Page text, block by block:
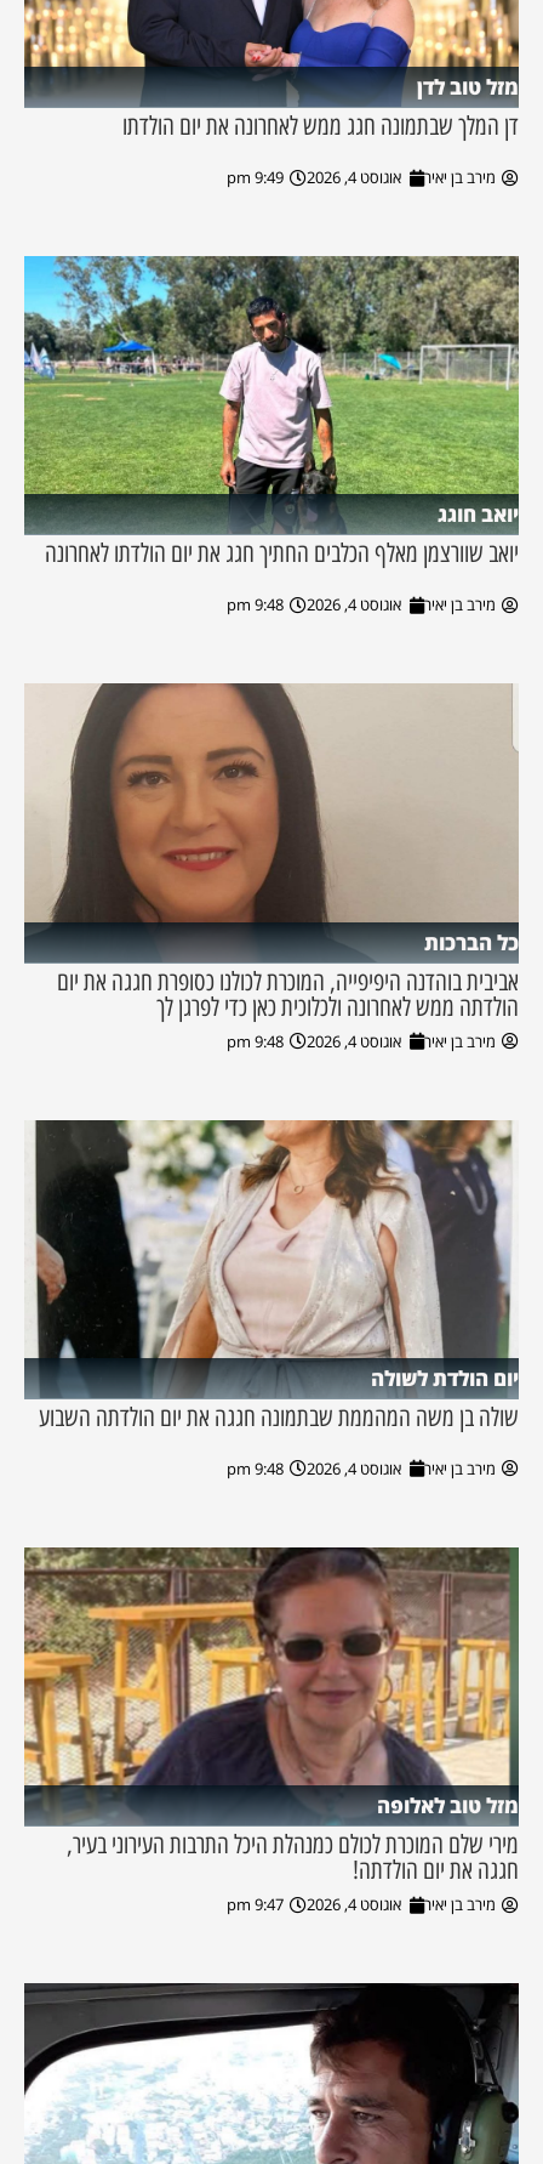
מזל טוב לדן
דן המלך שבתמונה חגג ממש לאחרונה את יום הולדתו
מירב בן יאיר אוגוסט 4, 2026 9:49 pm
יואב חוגג
יואב שוורצמן מאלף הכלבים החתיך חגג את יום הולדתו לאחרונה
מירב בן יאיר אוגוסט 4, 2026 9:48 pm
כל הברכות
אביבית בוהדנה היפיפייה, המוכרת לכולנו כסופרת חגגה את יום
הולדתה ממש לאחרונה ולכלוכית כאן כדי לפרגן לך
מירב בן יאיר אוגוסט 4, 2026 9:48 pm
יום הולדת לשולה
שולה בן משה המהממת שבתמונה חגגה את יום הולדתה השבוע
מירב בן יאיר אוגוסט 4, 2026 9:48 pm
מזל טוב לאלופה
מירי שלם המוכרת לכולם כמנהלת היכל התרבות העירוני בעיר,
חגגה את יום הולדתה!
מירב בן יאיר אוגוסט 4, 2026 9:47 pm